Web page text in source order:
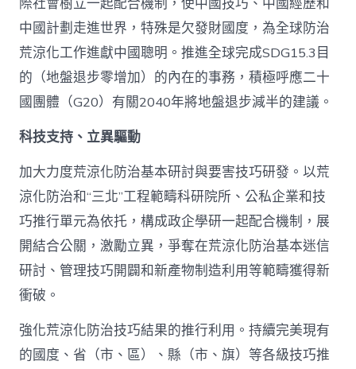
中國計劃走進世界，特殊是欠發財國度，為全球防治
荒涼化工作進獻中國聰明。推進全球完成SDG15.3目
的（地盤退步零增加）的內在的事務，積極呼應二十
國團體（G20）有關2040年將地盤退步減半的建議。
科技支持、立異驅動
加大力度荒涼化防治基本研討與要害技巧研發。以荒
涼化防治和“三北”工程範疇科研院所、公私企業和技
巧推行單元為依托，構成政企學研一起配合機制，展
開結合公關，激勵立異，爭奪在荒涼化防治基本迷信
研討、管理技巧開闢和新產物制造利用等範疇獲得新
衝破。
強化荒涼化防治技巧結果的推行利用。持續完美現有
的國度、省（市、區）、縣（市、旗）等各級技巧推